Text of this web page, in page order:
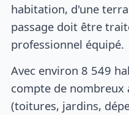
habitation, d'une
passage doit être
professionnel équipé.
Avec environ 8 549
compte de nombreux
(toitures, jardins,